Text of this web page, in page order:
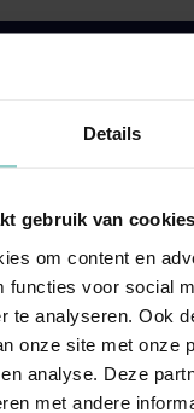
Details
gebruik van cookies
om content en
functies voor social
te analyseren. Ook
onze site met onze
analyse. Deze
met andere
op!
1 werkdag antwoord
Kinnef: